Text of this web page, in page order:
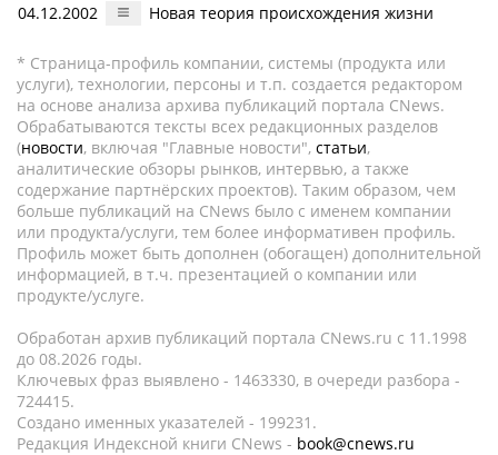
04.12.2002
Новая теория происхождения жизни
* Страница-профиль компании, системы (продукта или
услуги), технологии, персоны и т.п. создается редактором
на основе анализа архива публикаций портала CNews.
Обрабатываются тексты всех редакционных разделов
(новости, включая "Главные новости", статьи,
аналитические обзоры рынков, интервью, а также
содержание партнёрских проектов). Таким образом, чем
больше публикаций на CNews было с именем компании
или продукта/услуги, тем более информативен профиль.
Профиль может быть дополнен (обогащен) дополнительной
информацией, в т.ч. презентацией о компании или
продукте/услуге.
Обработан архив публикаций портала CNews.ru c 11.1998
до 08.2026 годы.
Ключевых фраз выявлено - 1463330, в очереди разбора -
724415.
Создано именных указателей - 199231.
Редакция Индексной книги CNews - book@cnews.ru